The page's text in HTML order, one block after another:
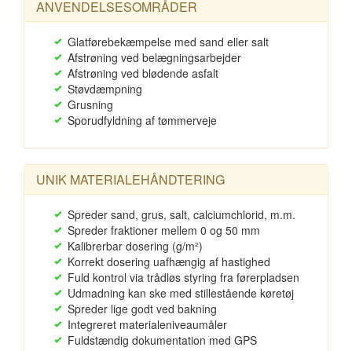
ANVENDELSESOMRÅDER
Glatførebekæmpelse med sand eller salt
Afstrøning ved belægningsarbejder
Afstrøning ved blødende asfalt
Støvdæmpning
Grusning
Sporudfyldning af tømmerveje
UNIK MATERIALEHÅNDTERING
Spreder sand, grus, salt, calciumchlorid, m.m.
Spreder fraktioner mellem 0 og 50 mm
Kalibrerbar dosering (g/m²)
Korrekt dosering uafhængig af hastighed
Fuld kontrol via trådløs styring fra førerpladsen
Udmadning kan ske med stillestående køretøj
Spreder lige godt ved bakning
Integreret materialeniveaumåler
Fuldstændig dokumentation med GPS